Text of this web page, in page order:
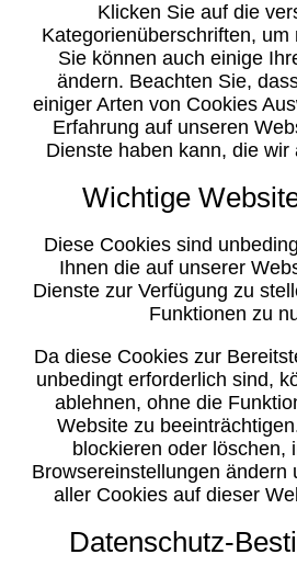
Klicken Sie auf die
Kategorienüberschriften, um
Sie können auch einige
ändern. Beachten Sie,
einiger Arten von Cookies
Erfahrung auf unseren
Dienste haben kann, die wir
Wichtige
Diese Cookies sind
Ihnen die auf unserer
Dienste zur Verfügung zu
Funktionen zu
Da diese Cookies zur
unbedingt erforderlich sind,
ablehnen, ohne die
Website zu
blockieren oder löschen,
Browsereinstellungen ändern
aller Cookies auf dieser
Datenschutz-